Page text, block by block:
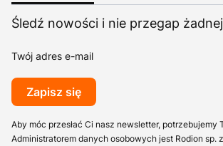
Śledź nowości i nie przegap
Twój adres e-mail
Zapisz się
Aby móc przesłać Ci nasz newsletter, potrzebujemy
Administratorem danych osobowych jest Rodion sp.